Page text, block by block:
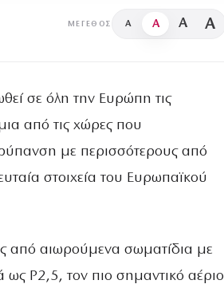
ΜΈΓΕΘΟΣ A A A A
σε όλη την Ευρώπη τις
μια από τις χώρες που
με περισσότερους από
στοιχεία του Ευρωπαϊκού
από αιωρούμενα σωματίδια με
P2,5, τον πιο σημαντικό αέριο